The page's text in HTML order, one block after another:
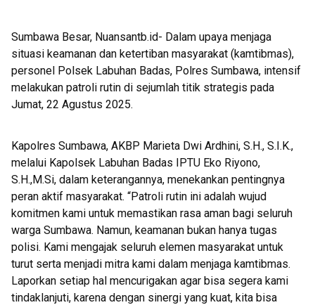
Sumbawa Besar, Nuansantb.id- Dalam upaya menjaga
situasi keamanan dan ketertiban masyarakat (kamtibmas),
personel Polsek Labuhan Badas, Polres Sumbawa, intensif
melakukan patroli rutin di sejumlah titik strategis pada
Jumat, 22 Agustus 2025.
Kapolres Sumbawa, AKBP Marieta Dwi Ardhini, S.H., S.I.K.,
melalui Kapolsek Labuhan Badas IPTU Eko Riyono,
S.H.,M.Si, dalam keterangannya, menekankan pentingnya
peran aktif masyarakat. “Patroli rutin ini adalah wujud
komitmen kami untuk memastikan rasa aman bagi seluruh
warga Sumbawa. Namun, keamanan bukan hanya tugas
polisi. Kami mengajak seluruh elemen masyarakat untuk
turut serta menjadi mitra kami dalam menjaga kamtibmas.
Laporkan setiap hal mencurigakan agar bisa segera kami
tindaklanjuti, karena dengan sinergi yang kuat, kita bisa